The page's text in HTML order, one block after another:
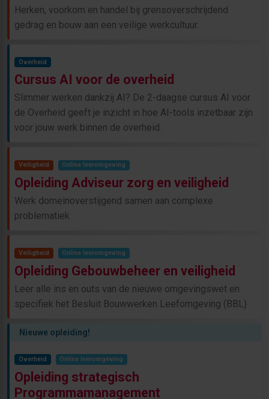
Herken, voorkom en handel bij grensoverschrijdend
gedrag en bouw aan een veilige werkcultuur.
Overheid
Cursus AI voor de overheid
Slimmer werken dankzij AI? De 2-daagse cursus AI voor
de Overheid geeft je inzicht in hoe AI-tools inzetbaar zijn
voor jouw werk binnen de overheid.
Veiligheid Online leeromgeving
Opleiding Adviseur zorg en veiligheid
Werk domeinoverstijgend samen aan complexe
problematiek
Veiligheid Online leeromgeving
Opleiding Gebouwbeheer en veiligheid
Leer alle ins en outs van de nieuwe omgevingswet en
specifiek het Besluit Bouwwerken Leefomgeving (BBL)
Nieuwe opleiding!
Overheid Online leeromgeving
Opleiding strategisch
Programmamanagement